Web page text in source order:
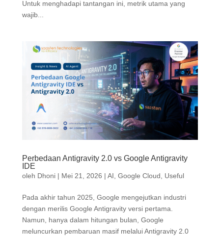
Untuk menghadapi tantangan ini, metrik utama yang
wajib...
Perbedaan Antigravity 2.0 vs Google Antigravity
IDE
oleh Dhoni| Mei 21, 2026 | AI Google Cloud Useful
Pada akhir tahun 2025, Google mengejutkan industri
dengan merilis Google Antigravity versi pertama.
Namun, hanya dalam hitungan bulan, Google
meluncurkan pembaruan masif melalui Antigravity 2.0